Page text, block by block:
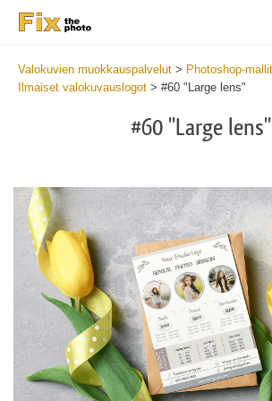
Valokuvien muokkauspalvelut > Photoshop-
Ilmaiset valokuvauslogot > #60 "Large lens"
#60 "Large lens"